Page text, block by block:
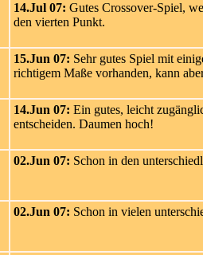
14.Jul 07: Gutes Crossover-Spiel,
den vierten Punkt.
15.Jun 07: Sehr gutes Spiel mit
richtigem Maße vorhanden, kann
14.Jun 07: Ein gutes, leicht
entscheiden. Daumen hoch!
02.Jun 07: Schon in den
02.Jun 07: Schon in vielen